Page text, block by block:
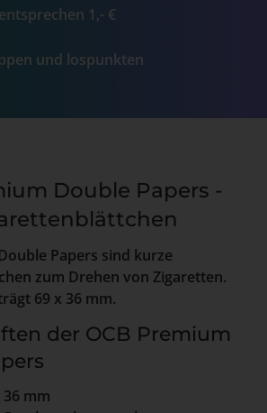
1,- €
und lospunkten
Double Papers -
Papers sind kurze
zum Drehen von Zigaretten.
69 x 36 mm.
der OCB Premium
36 mm